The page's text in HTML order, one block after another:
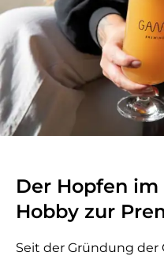
Der Hopfen
Hobby zur
Seit der Gründung der